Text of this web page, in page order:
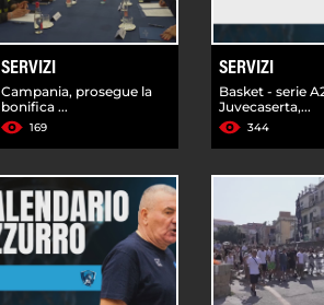
SERVIZI
Campania, prosegue la
bonifica ...
169
SERVIZI
Basket - serie
Juvecaserta,...
344